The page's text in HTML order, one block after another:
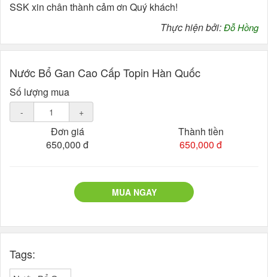
SSK xin chân thành cảm ơn Quý khách!
Thực hiện bởi:Đỗ Hồng
Nước Bổ Gan Cao Cấp Topin Hàn Quốc
Số lượng mua
- +
Đơn giá
650,000 đ
Thành tiền
650,000 đ
MUA NGAY
Tags: